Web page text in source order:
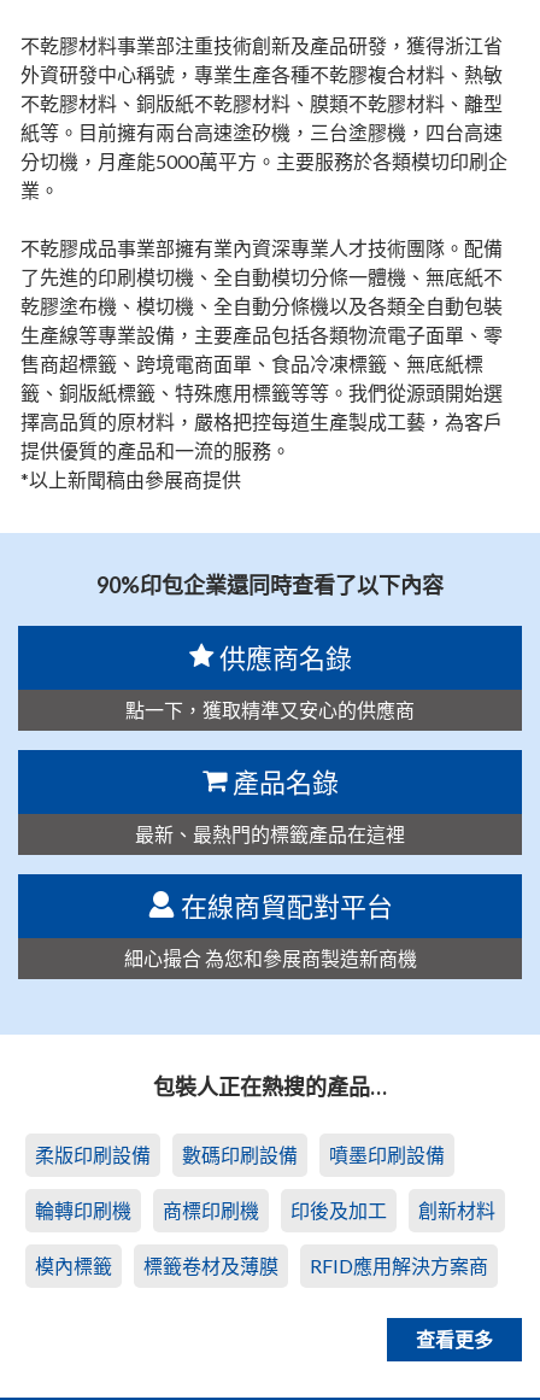
不乾膠材料事業部注重技術創新及產品研發，獲得浙江省
外資研發中心稱號，專業生產各種不乾膠複合材料、熱敏
不乾膠材料、銅版紙不乾膠材料、膜類不乾膠材料、離型
紙等。目前擁有兩台高速塗矽機，三台塗膠機，四台高速
分切機，月產能5000萬平方。主要服務於各類模切印刷企
業。
不乾膠成品事業部擁有業內資深專業人才技術團隊。配備
了先進的印刷模切機、全自動模切分條一體機、無底紙不
乾膠塗布機、模切機、全自動分條機以及各類全自動包裝
生產線等專業設備，主要產品包括各類物流電子面單、零
售商超標籤、跨境電商面單、食品冷凍標籤、無底紙標
籤、銅版紙標籤、特殊應用標籤等等。我們從源頭開始選
擇高品質的原材料，嚴格把控每道生產製成工藝，為客戶
提供優質的產品和一流的服務。
*以上新聞稿由參展商提供
90%印包企業還同時查看了以下內容
供應商名錄
點一下，獲取精準又安心的供應商
產品名錄
最新、最熱門的標籤產品在這裡
在線商貿配對平台
細心撮合 為您和參展商製造新商機
包裝人正在熱搜的產品…
柔版印刷設備 數碼印刷設備 噴墨印刷設備
輪轉印刷機 商標印刷機 印後及加工 創新材料
模內標籤 標籤卷材及薄膜 RFID應用解決方案商
查看更多